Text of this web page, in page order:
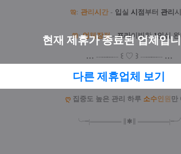
현재 제휴가 종료된 업체입
다른 제휴업체 보기
ఇ: 관리 시 간 - 입 실 시 점 부터 관리
ఇ: 업 체 장점 - 프라이빗한 1인실 완
… --------- ꒰ ♡ ꒱ --------- …
모든관리 용품 살균소 독,일회
ღ 집중도 높은 관리 하루 소수인원 만
╰╼|═══════ ✱ ═══════|╾╯